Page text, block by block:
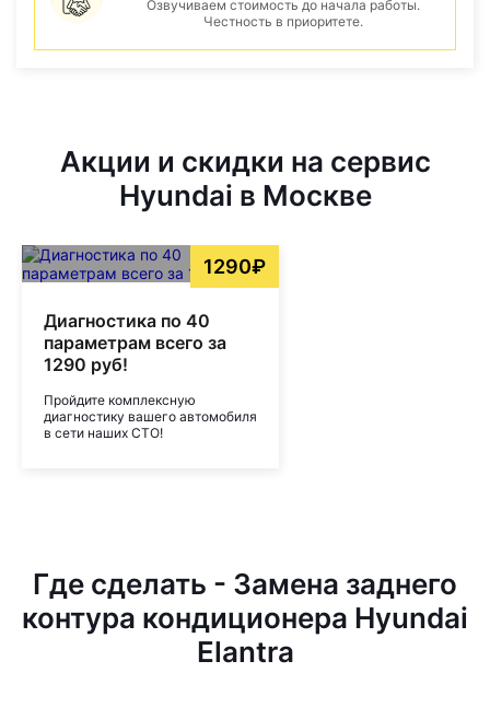
Озвучиваем стоимость до начала работы.
Честность в приоритете.
Акции и скидки на сервис
Hyundai в Москве
1290₽
Диагностика по 40
параметрам всего за
1290 руб!
Пройдите комплексную
диагностику вашего автомобиля
в сети наших СТО!
Где сделать - Замена заднего
контура кондиционера Hyundai
Elantra